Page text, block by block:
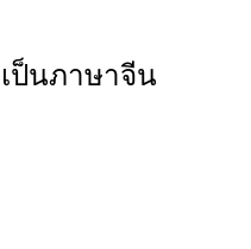
ป็นภาษาจีน